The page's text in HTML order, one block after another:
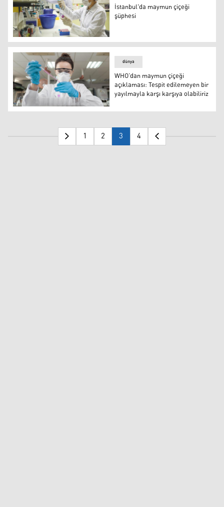
İstanbul'da maymun çiçeği şüphesi
İstanbul'da maymun çiçeği
şüphesi
WHO’dan maymun çiçeği açıklaması: Tespit
dünya
WHO’dan maymun çiçeği
açıklaması: Tespit edilemeyen bir
yayılmayla karşı karşıya olabiliriz
1 2 3 4